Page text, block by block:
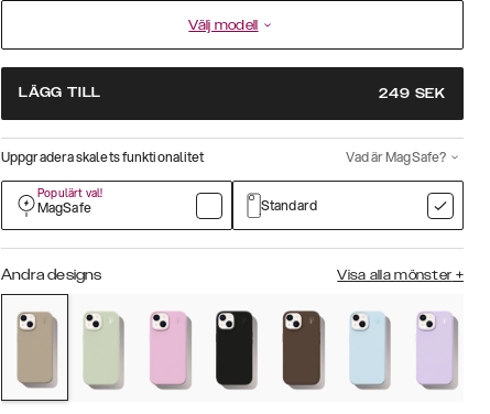
Välj modell
LÄGG TILL 249 SEK
Uppgradera skalets funktionalitet Vad är MagSafe?
Populärt val!
MagSafe Standard
Andra designs Visa alla mönster +